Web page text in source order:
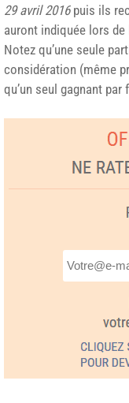
29 avril 2016puis ils
auront indiquée lors
Notez qu’une seule
considération (même
qu’un seul gagnant